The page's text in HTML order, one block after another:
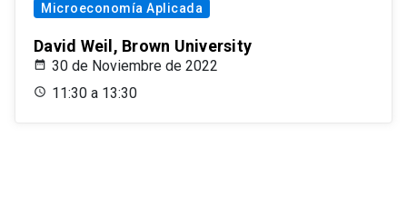
Microeconomía Aplicada
David Weil, Brown University
30 de Noviembre de 2022
11:30 a 13:30